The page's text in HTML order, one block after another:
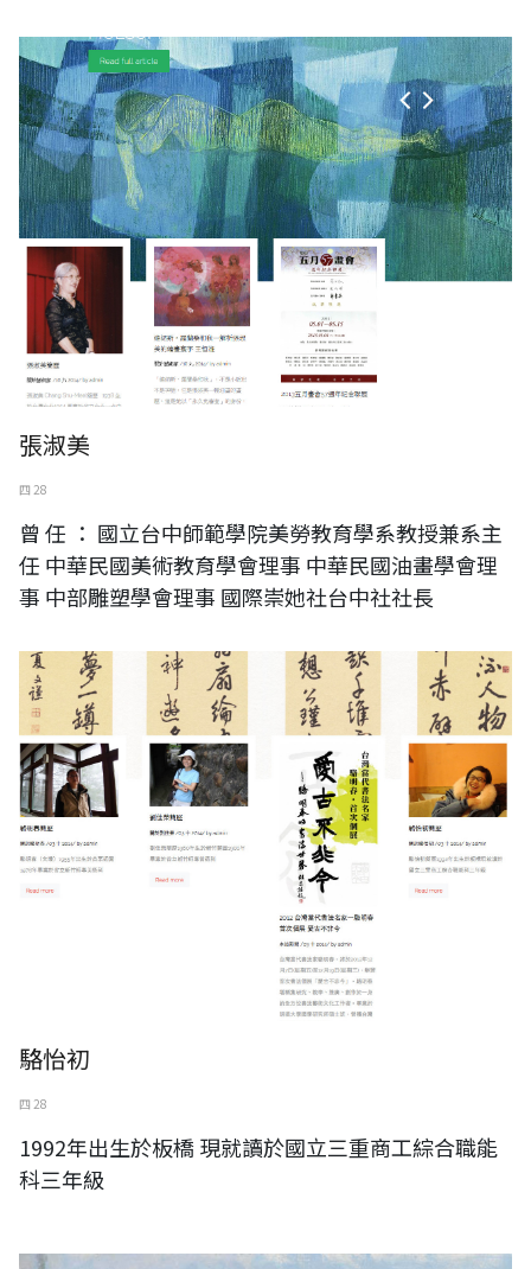
張淑美
四 28
曾 任 ： 國立台中師範學院美勞教育學系教授兼系主
任 中華民國美術教育學會理事 中華民國油畫學會理
事 中部雕塑學會理事 國際崇她社台中社社長
駱怡初
四 28
1992年出生於板橋 現就讀於國立三重商工綜合職能
科三年級